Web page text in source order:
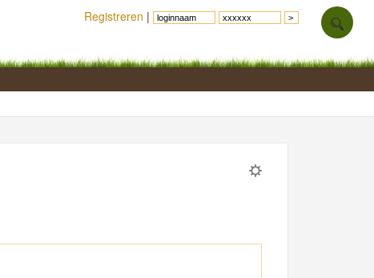
Registreren |